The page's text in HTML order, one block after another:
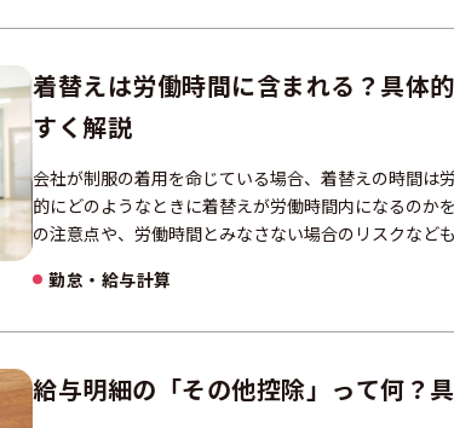
着替えは労働時間に含まれる？具体
すく解説
会社が制服の着用を命じている場合、着替えの時間は
的にどのようなときに着替えが労働時間内になるのか
の注意点や、労働時間とみなさない場合のリスクなど
勤怠・給与計算
給与明細の「その他控除」って何？